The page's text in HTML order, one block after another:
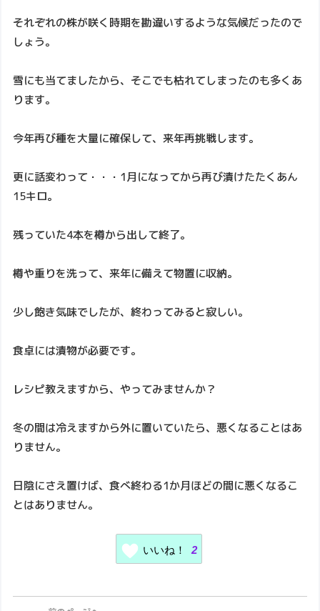
それぞれの株が咲く時期を勘違いするような気候だったので
しょう。
雪にも当てましたから、そこでも枯れてしまったのも多くあ
ります。
今年再び種を大量に確保して、来年再挑戦します。
更に話変わって・・・1月になってから再び漬けたたくあん
15キロ。
残っていた4本を樽から出して終了。
樽や重りを洗って、来年に備えて物置に収納。
少し飽き気味でしたが、終わってみると寂しい。
食卓には漬物が必要です。
レシピ教えますから、やってみませんか？
冬の間は冷えますから外に置いていたら、悪くなることはあ
りません。
日陰にさえ置けば、食べ終わる1か月ほどの間に悪くなるこ
とはありません。
いいね！ 2